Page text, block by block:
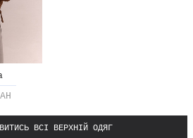
ВСІ ВЕРХНІЙ ОДЯГ